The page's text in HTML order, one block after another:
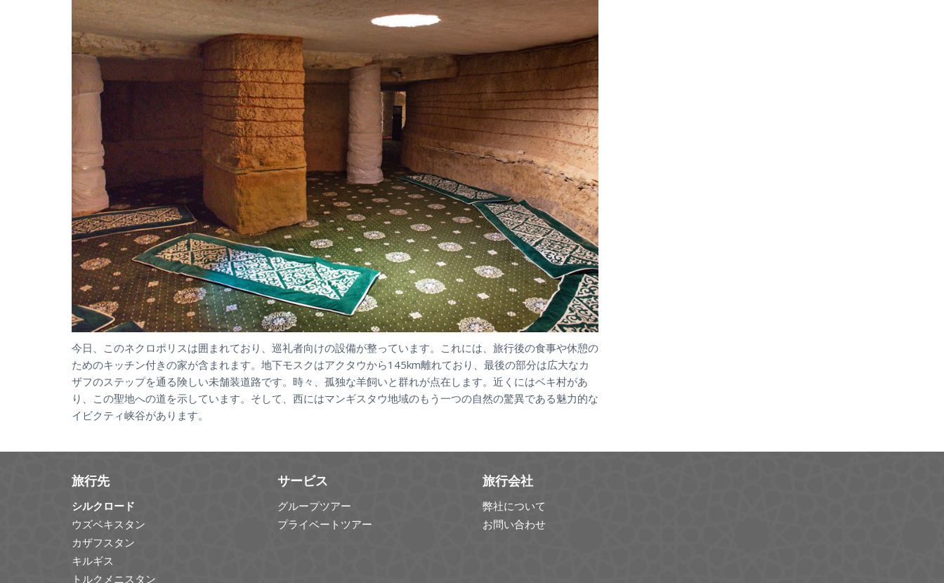
今日、このネクロポリスは囲まれており、巡礼者向けの設備が整っています。これには、旅行後の食事や休憩の
ためのキッチン付きの家が含まれます。地下モスクはアクタウから145km離れており、最後の部分は広大なカ
ザフのステップを通る険しい未舗装道路です。時々、孤独な羊飼いと群れが点在します。近くにはベキ村があ
り、この聖地への道を示しています。そして、西にはマンギスタウ地域のもう一つの自然の驚異である魅力的な
イビクティ峡谷があります。
旅行先
シルクロード
ウズベキスタン
カザフスタン
キルギス
トルクメニスタン
サービス
グループツアー
プライベートツアー
旅行会社
弊社について
お問い合わせ